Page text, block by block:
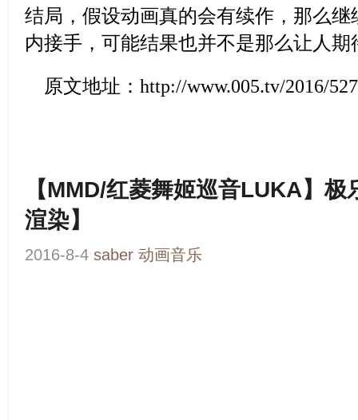
结局，假设动画真的会有续作，那么
内接手，可能结果也并不是那么让人
原文地址： http://www.005.tv/2016/
【MMD/红菱舞姬巡音LUKA】
渲染】
2016-8-4 saber 动画音乐